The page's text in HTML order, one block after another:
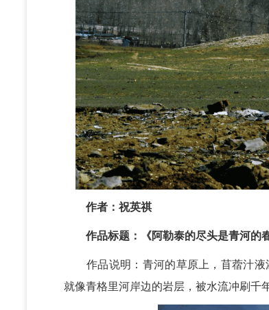
作者：祝英祺
作品标题：《阿勒泰的尽头是青河的
作品说明：青河的草原上，苜蓿汁液
就像青格里河岸边的岩层，被水流冲刷千